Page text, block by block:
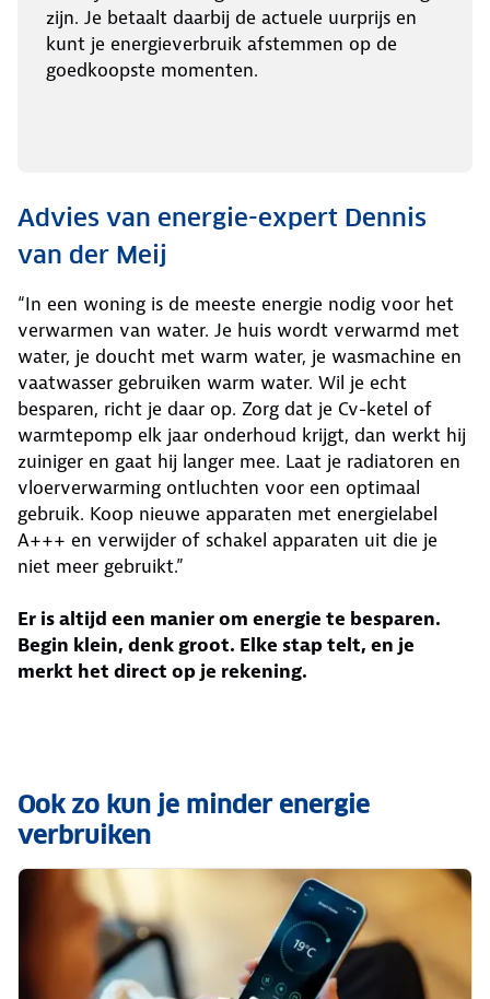
zijn. Je betaalt daarbij de actuele uurprijs en
kunt je energieverbruik afstemmen op de
goedkoopste momenten.
Advies van energie-expert Dennis
van der Meij
“In een woning is de meeste energie nodig voor het
verwarmen van water. Je huis wordt verwarmd met
water, je doucht met warm water, je wasmachine en
vaatwasser gebruiken warm water. Wil je echt
besparen, richt je daar op. Zorg dat je Cv-ketel of
warmtepomp elk jaar onderhoud krijgt, dan werkt hij
zuiniger en gaat hij langer mee. Laat je radiatoren en
vloerverwarming ontluchten voor een optimaal
gebruik. Koop nieuwe apparaten met energielabel
A+++ en verwijder of schakel apparaten uit die je
niet meer gebruikt.”
Er is altijd een manier om energie te besparen.
Begin klein, denk groot. Elke stap telt, en je
merkt het direct op je rekening.
Ook zo kun je minder energie
verbruiken